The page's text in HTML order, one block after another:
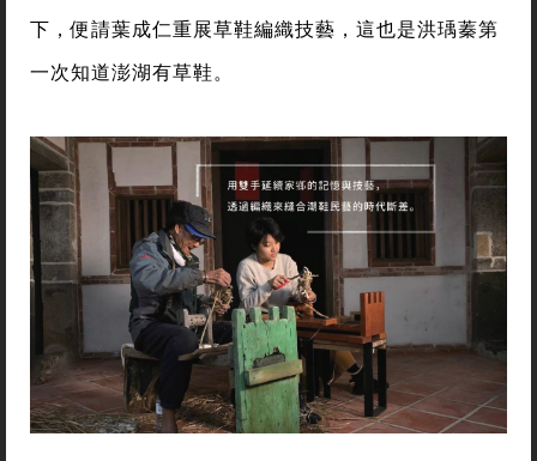
下，便請葉成仁重展草鞋編織技藝，這也是洪瑀蓁第
一次知道澎湖有草鞋。